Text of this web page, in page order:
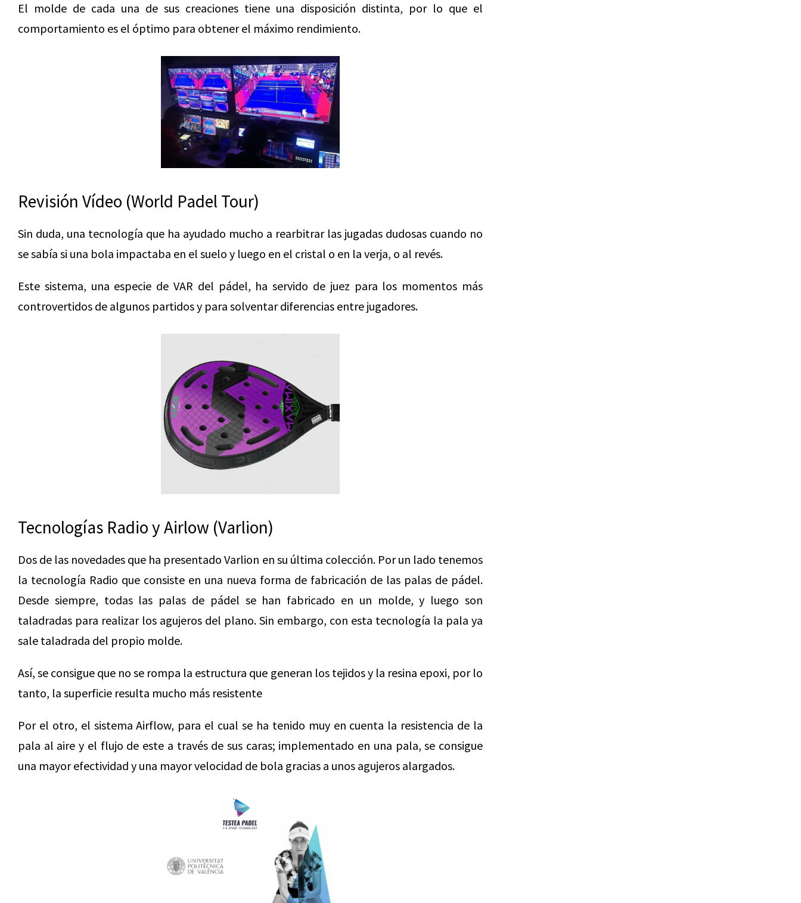
El molde de cada una de sus creaciones tiene una disposición distinta, por lo que el
comportamiento es el óptimo para obtener el máximo rendimiento.
Revisión Vídeo (World Padel Tour)
Sin duda, una tecnología que ha ayudado mucho a rearbitrar las jugadas dudosas cuando no
se sabía si una bola impactaba en el suelo y luego en el cristal o en la verja, o al revés.
Este sistema, una especie de VAR del pádel, ha servido de juez para los momentos más
controvertidos de algunos partidos y para solventar diferencias entre jugadores.
Tecnologías Radio y Airlow (Varlion)
Dos de las novedades que ha presentado Varlion en su última colección. Por un lado tenemos
la tecnología Radio que consiste en una nueva forma de fabricación de las palas de pádel.
Desde siempre, todas las palas de pádel se han fabricado en un molde, y luego son
taladradas para realizar los agujeros del plano. Sin embargo, con esta tecnología la pala ya
sale taladrada del propio molde.
Así, se consigue que no se rompa la estructura que generan los tejidos y la resina epoxi, por lo
tanto, la superficie resulta mucho más resistente
Por el otro, el sistema Airflow, para el cual se ha tenido muy en cuenta la resistencia de la
pala al aire y el flujo de este a través de sus caras; implementado en una pala, se consigue
una mayor efectividad y una mayor velocidad de bola gracias a unos agujeros alargados.